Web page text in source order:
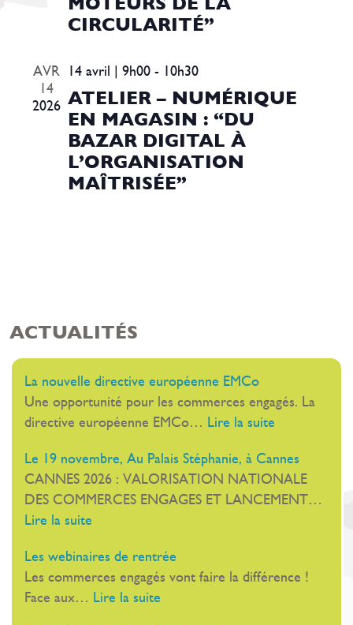
CIRCULARITÉ”
AVR
14
2026
14 avril | 9h00- 10h30
ATELIER – NUMÉRIQUE
EN MAGASIN : “DU
BAZAR DIGITAL À
L’ORGANISATION
MAÎTRISÉE”
ACTUALITÉS
La nouvelle directive européenne EMCo
Une opportunité pour les commerces engagés. La
directive européenne EMCo… Lire la suite
nouvelle
directive
européenne
Le 19 novembre, Au Palais Stéphanie, à Cannes
CANNES 2026 : VALORISATION NATIONALE
DES COMMERCES ENGAGES ET LANCEMENT…
Lire la suite
19
novembre,
Au
Les webinaires de rentrée
Les commerces engagés vont faire la différence !
Face aux… Lire la suite